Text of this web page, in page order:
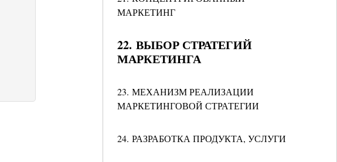
МАРКЕТИНГ
22. ВЫБОР СТРАТЕГИЙ
МАРКЕТИНГА
23. МЕХАНИЗМ РЕАЛИЗАЦИИ
МАРКЕТИНГОВОЙ СТРАТЕГИИ
24. РАЗРАБОТКА ПРОДУКТА, УСЛУГИ